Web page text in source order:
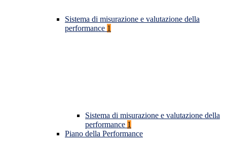
Sistema di misurazione e valutazione della
performance 1
Sistema di misurazione e valutazione della
performance 1
Piano della Performance